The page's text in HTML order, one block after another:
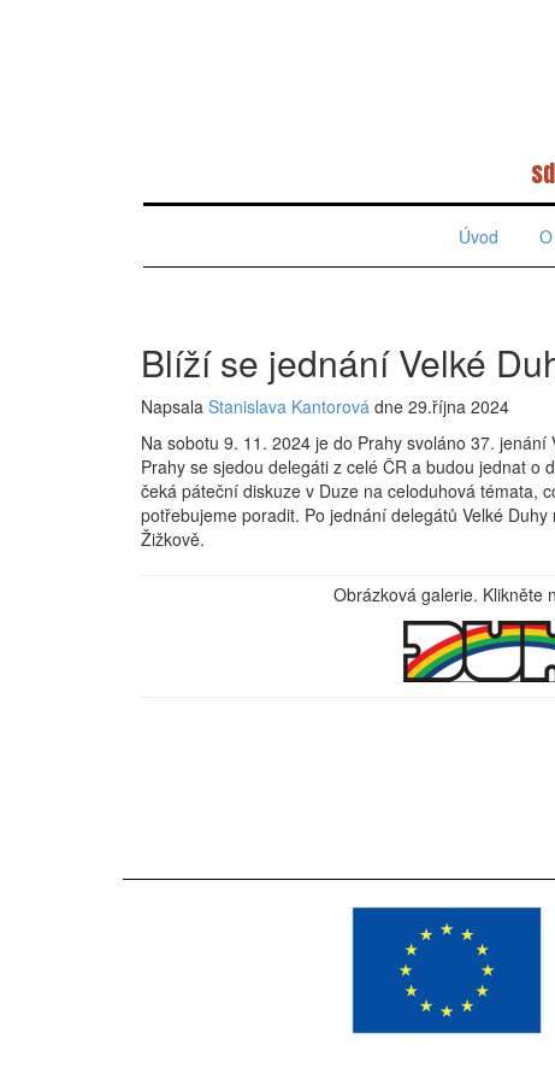
Úvod
Blíží se jednání Velké
Napsala Stanislava Kantorová dne 29.října 2024
Na sobotu 9. 11. 2024 je do Prahy svoláno 37. jenání
Prahy se sjedou delegáti z celé ČR a budou jednat o
čeká páteční diskuze v Duze na celoduhová témata,
potřebujeme poradit. Po jednání delegátů Velké
Žižkově.
Obrázková galerie. Klikněte